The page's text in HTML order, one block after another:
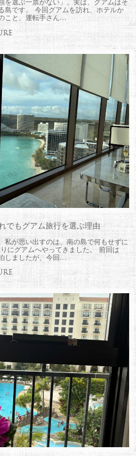
を選ぶ一票がない」。実は、グアムはそ
島です。 今回グアムを訪れ、ホテルか
こと。運転手さん…
でもグアム旅行を選ぶ理由
私が思い出すのは、南の島で何もせずに
にグアムへやってきました。 前回は
しましたが、今回…